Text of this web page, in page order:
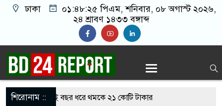
ঢাকা ০১:৪৮:২৬ পিএম, শনিবার, ০৮ অগাস্ট ২০২৬,
২৪ শ্রাবণ ১৪৩৩ বঙ্গাব্দ
শিরোনাম ::
রাঙ্গাবালী, দুই বছর ধরে থমকে ২১ কোটি টাকার